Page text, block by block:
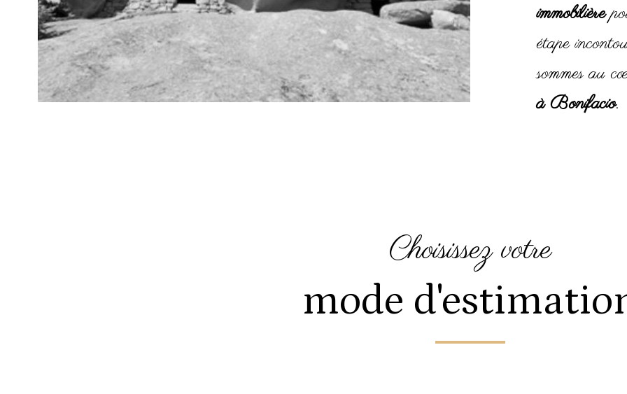
immobilière
étape
sommes au
à Bonifacio.
choisissez votre
mode